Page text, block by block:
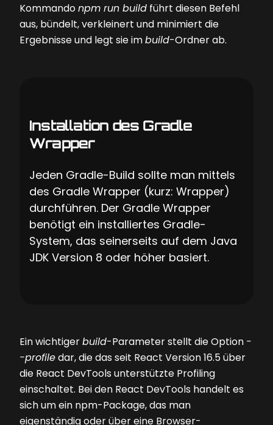
Kommandonpm run build führt diesen Befehl
aus, bündelt, verkleinert und minimiert die
Ergebnisse und legt sie imbuild-Ordner ab.
Installation des Gradle
Wrapper
Jeden Gradle-Build sollte man mittels
des Gradle Wrapper (kurz: Wrapper)
durchführen. Der Gradle Wrapper
benötigt ein installiertes Gradle-
System, das seinerseits auf dem Java
JDK Version 8 oder höher basiert.
Ein wichtigerbuild-Parameter stellt die Option -
-profiledar, die das seit React Version 16.5 über
die React DevTools unterstützte Profiling
einschaltet. Bei den React DevTools handelt es
sich um ein npm-Package, das man
eigenständig oder über eine Browser-